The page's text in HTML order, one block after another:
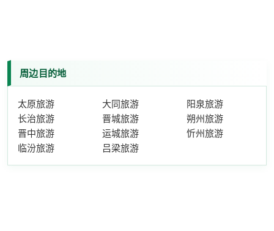
周边目的地
太原旅游 大同旅游
阳泉旅游
长治旅游
晋城旅游
朔州旅游
晋中旅游
运城旅游
忻州旅游
临汾旅游
吕梁旅游